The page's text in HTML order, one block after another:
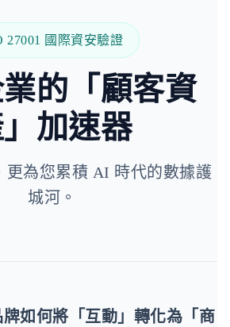
27001 國際資安驗證
的「顧客資
加速器
更為您累積 AI 時代的數據護
城河。
如何將「互動」轉化為「商